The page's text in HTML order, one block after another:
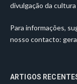
divulgação da
Para informações,
nosso contacto:
ARTIGOS